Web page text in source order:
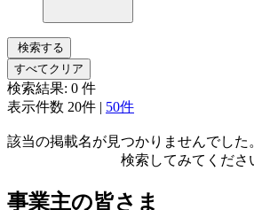
検索する
すべてクリア
検索結果: 0 件
表示件数 20件 | 50件
該当の掲載名が見つかりませんでし
検索してみてくださ
事業主の皆さま